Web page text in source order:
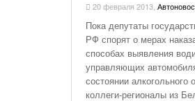
20 февраля 2013,
Пока депутаты
РФ спорят о мерах
способах выявления
управляющих
состоянии алкогольного
коллеги-регионалы из